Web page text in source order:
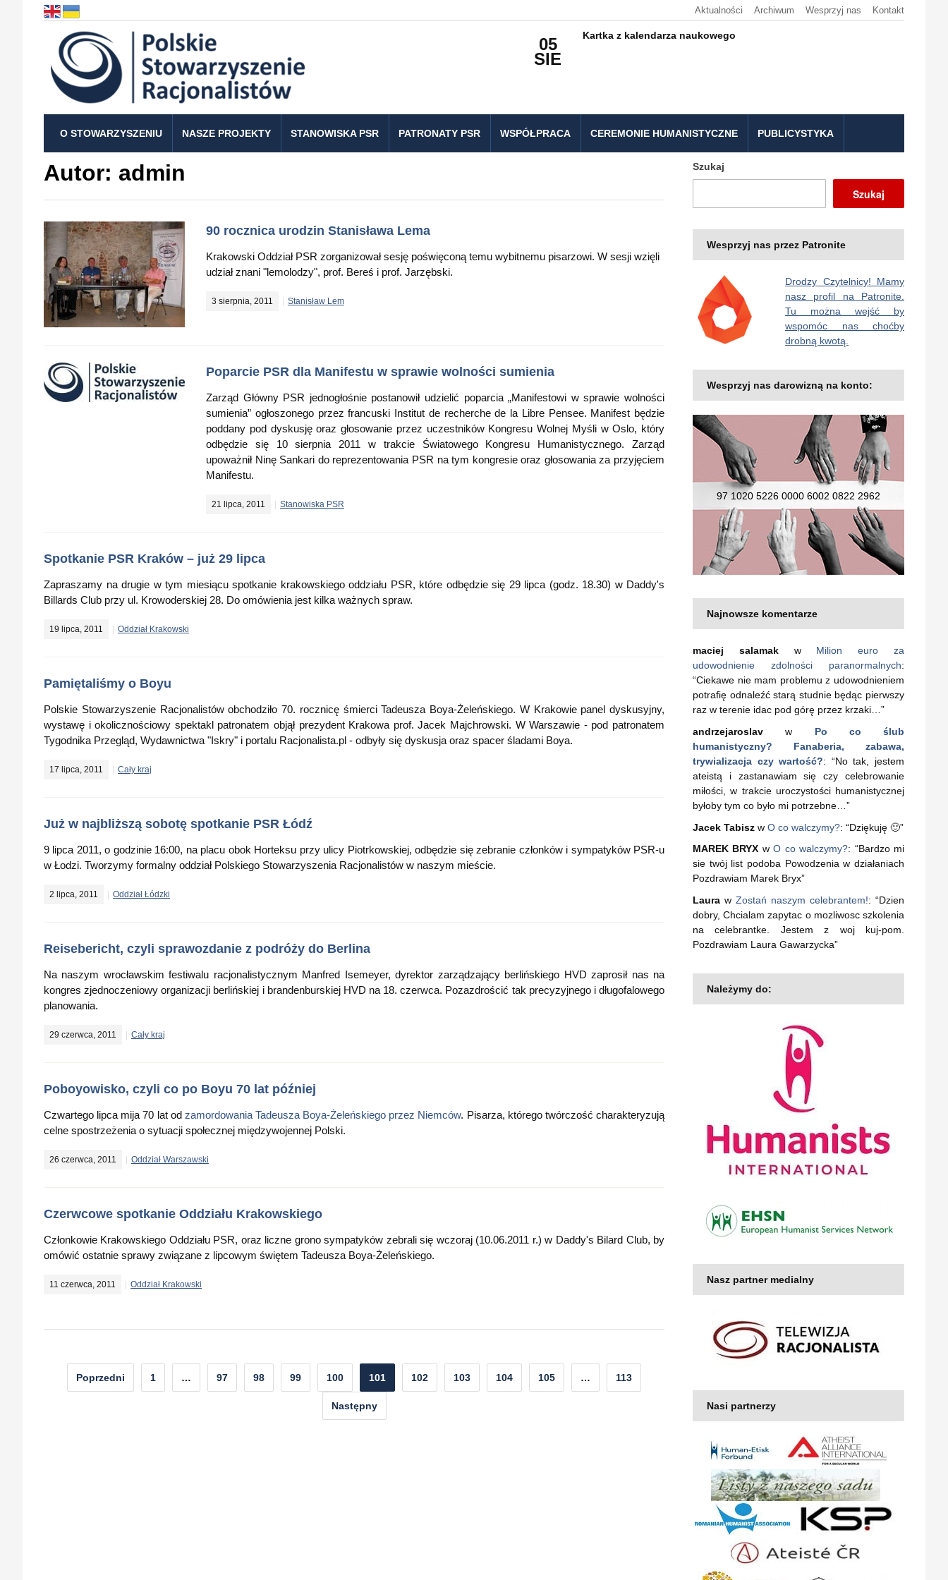
Aktualności Archiwum Wesprzyj nas Kontakt
05
SIE
Kartka z kalendarza naukowego
O STOWARZYSZENIU NASZE PROJEKTY STANOWISKA PSR PATRONATY PSR WSPÓŁPRACA CEREMONIE HUMANISTYCZNE PUBLICYSTYKA
Autor: admin
90 rocznica urodzin Stanisława Lema
Krakowski Oddział PSR zorganizował sesję poświęconą temu wybitnemu pisarzowi. W sesji wzięli
udział znani "lemolodzy", prof. Bereś i prof. Jarzębski.
3 sierpnia, 2011 Stanisław Lem
Poparcie PSR dla Manifestu w sprawie wolności sumienia
Zarząd Główny PSR jednogłośnie postanowił udzielić poparcia „Manifestowi w sprawie wolności
sumienia” ogłoszonego przez francuski Institut de recherche de la Libre Pensee. Manifest będzie
poddany pod dyskusję oraz głosowanie przez uczestników Kongresu Wolnej Myśli w Oslo, który
odbędzie się 10 sierpnia 2011 w trakcie Światowego Kongresu Humanistycznego. Zarząd
upoważnił Ninę Sankari do reprezentowania PSR na tym kongresie oraz głosowania za przyjęciem
Manifestu.
21 lipca, 2011 Stanowiska PSR
Spotkanie PSR Kraków – już 29 lipca
Zapraszamy na drugie w tym miesiącu spotkanie krakowskiego oddziału PSR, które odbędzie się 29 lipca (godz. 18.30) w Daddy's
Billards Club przy ul. Krowoderskiej 28. Do omówienia jest kilka ważnych spraw.
19 lipca, 2011 Oddział Krakowski
Pamiętaliśmy o Boyu
Polskie Stowarzyszenie Racjonalistów obchodziło 70. rocznicę śmierci Tadeusza Boya-Żeleńskiego. W Krakowie panel dyskusyjny,
wystawę i okolicznościowy spektakl patronatem objął prezydent Krakowa prof. Jacek Majchrowski. W Warszawie - pod patronatem
Tygodnika Przegląd, Wydawnictwa "Iskry" i portalu Racjonalista.pl - odbyły się dyskusja oraz spacer śladami Boya.
17 lipca, 2011 Cały kraj
Już w najbliższą sobotę spotkanie PSR Łódź
9 lipca 2011, o godzinie 16:00, na placu obok Horteksu przy ulicy Piotrkowskiej, odbędzie się zebranie członków i sympatyków PSR-u
w Łodzi. Tworzymy formalny oddział Polskiego Stowarzyszenia Racjonalistów w naszym mieście.
2 lipca, 2011 Oddział Łódzki
Reisebericht, czyli sprawozdanie z podróży do Berlina
Na naszym wrocławskim festiwalu racjonalistycznym Manfred Isemeyer, dyrektor zarządzający berlińskiego HVD zaprosił nas na
kongres zjednoczeniowy organizacji berlińskiej i brandenburskiej HVD na 18. czerwca. Pozazdrościć tak precyzyjnego i długofalowego
planowania.
29 czerwca, 2011 Cały kraj
Poboyowisko, czyli co po Boyu 70 lat później
Czwartego lipca mija 70 lat od zamordowania Tadeusza Boya-Żeleńskiego przez Niemców. Pisarza, którego twórczość charakteryzują
celne spostrzeżenia o sytuacji społecznej międzywojennej Polski.
26 czerwca, 2011 Oddział Warszawski
Czerwcowe spotkanie Oddziału Krakowskiego
Członkowie Krakowskiego Oddziału PSR, oraz liczne grono sympatyków zebrali się wczoraj (10.06.2011 r.) w Daddy's Bilard Club, by
omówić ostatnie sprawy związane z lipcowym świętem Tadeusza Boya-Żeleńskiego.
11 czerwca, 2011 Oddział Krakowski
Nawigacja
Poprzedni 1 … 97 98 99 100 101 102 103 104 105 … 113
Następny
Szukaj
Szukaj
Wesprzyj nas przez Patronite
Drodzy Czytelnicy! Mamy
nasz profil na Patronite.
Tu można wejść by
wspomóc nas choćby
drobną kwotą.
Wesprzyj nas darowizną na konto:
97 1020 5226 0000 6002 0822 2962
Najnowsze komentarze
maciej salamakw Milion euro za
udowodnienie zdolności paranormalnych:
“Ciekawe nie mam problemu z udowodnieniem
potrafię odnaleźć starą studnie będąc pierwszy
raz w terenie idac pod górę przez krzaki… ”
andrzejaroslav w Po co ślub
humanistyczny? Fanaberia, zabawa,
trywializacja czy wartość?: “No tak, jestem
ateistą i zastanawiam się czy celebrowanie
miłości, w trakcie uroczystości humanistycznej
byłoby tym co było mi potrzebne… ”
Jacek Tabisz w O co walczymy?: “Dziękuję 🙂”
MAREK BRYX wO co walczymy?: “Bardzo mi
sie twój list podoba Powodzenia w działaniach
Pozdrawiam Marek Bryx”
Laura w Zostań naszym celebrantem!: “Dzien
dobry, Chcialam zapytac o mozliwosc szkolenia
na celebrantke. Jestem z woj kuj-pom.
Pozdrawiam Laura Gawarzycka”
Należymy do:
Nasz partner medialny
Nasi partnerzy